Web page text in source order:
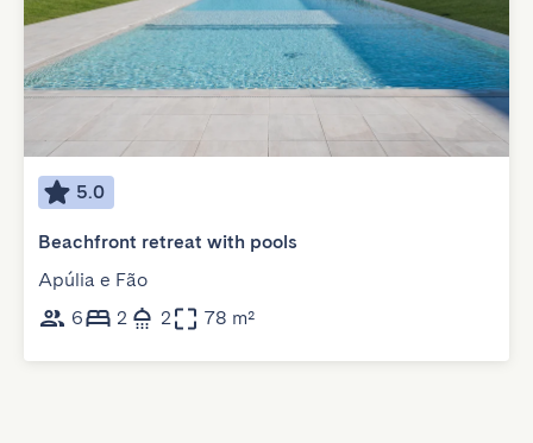
5.0
Beachfront retreat with pools
Apúlia e Fão
6
2 2 78 m²